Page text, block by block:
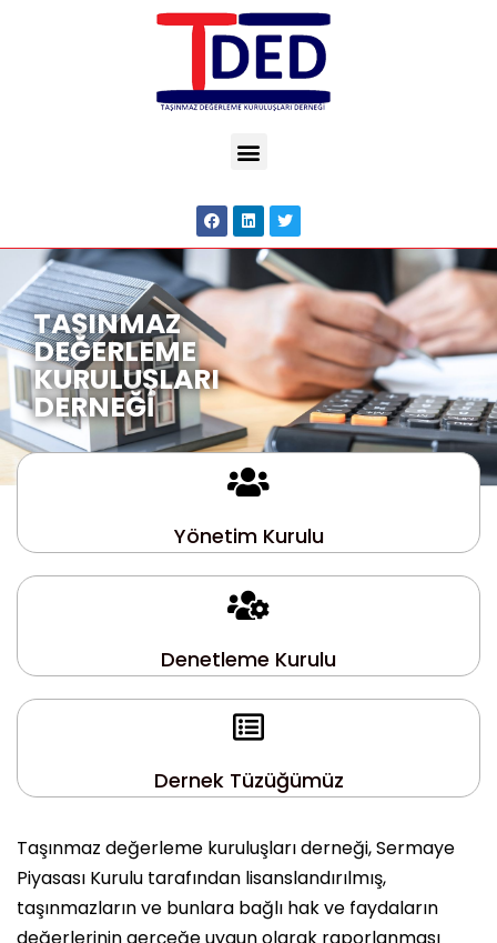
TAŞINMAZ
DEĞERLEME
KURULUŞLARI
DERNEĞİ
Yönetim Kurulu
Denetleme Kurulu
Dernek Tüzüğümüz
Taşınmaz değerleme kuruluşları derneği, Sermaye
Piyasası Kurulu tarafından lisanslandırılmış,
taşınmazların ve bunlara bağlı hak ve faydaların